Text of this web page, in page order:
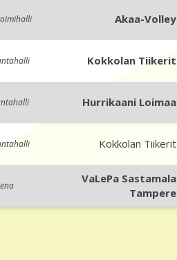
Akaa-Volley
Kokkolan Tiikerit
Hurrikaani Loimaa
Kokkolan Tiikerit
VaLePa Sastamala
Tampere